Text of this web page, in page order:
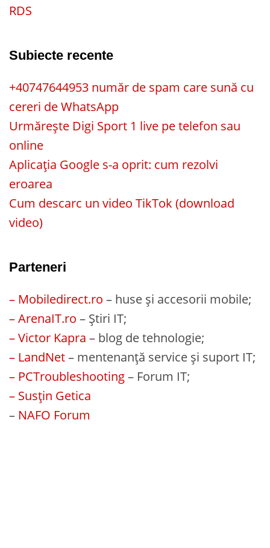
RDS
Subiecte recente
+40747644953 număr de spam care sună cu
cereri de WhatsApp
Urmărește Digi Sport 1 live pe telefon sau
online
Aplicația Google s-a oprit: cum rezolvi
eroarea
Cum descarc un video TikTok (download
video)
Parteneri
– Mobiledirect.ro – huse și accesorii mobile;
– ArenaIT.ro – Știri IT;
– Victor Kapra – blog de tehnologie;
– LandNet– mentenanță service și suport IT;
– PCTroubleshooting– Forum IT;
– Susțin Getica
– NAFO Forum